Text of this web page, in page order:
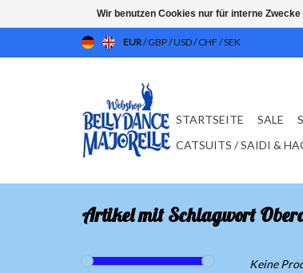
EUR/GBP/USD/CHF /SEK
STARTSEITE SALE
CATSUITS / SAIDI &
Artikel mit Schlagwort
Keine
Wir benutzen Cookies nur für interne